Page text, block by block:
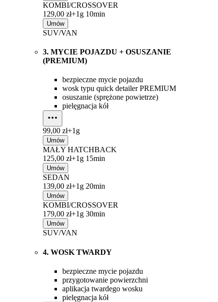
KOMBI/CROSSOVER
129,00 zł+1g 10min
Umów
SUV/VAN
3. MYCIE POJAZDU + OSUSZANIE
(PREMIUM)
bezpieczne mycie pojazdu
wosk typu quick detailer PREMIUM
osuszanie (sprężone powietrze)
pielęgnacja kół
99,00 zł+1g
Umów
MAŁY HATCHBACK
125,00 zł+1g 15min
Umów
SEDAN
139,00 zł+1g 20min
Umów
KOMBI/CROSSOVER
179,00 zł+1g 30min
Umów
SUV/VAN
4. WOSK TWARDY
bezpieczne mycie pojazdu
przygotowanie powierzchni
aplikacja twardego wosku
pielęgnacja kół